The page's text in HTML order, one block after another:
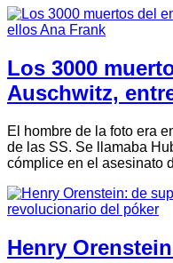
Los 3000
Auschwitz,
El hombre de la foto era
de las SS. Se llamaba
cómplice en el asesinato
Henry